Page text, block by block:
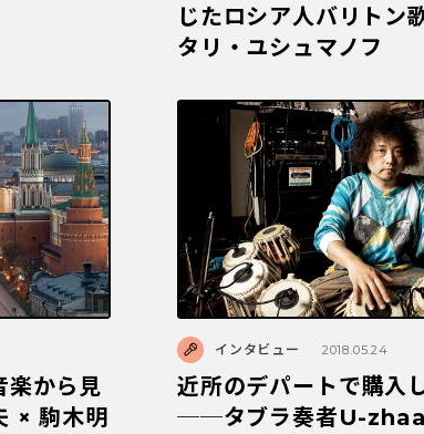
じたロシア人バリトン
タリ・ユシュマノフ
楽から見
× 駒木明
インタビュー 2018.05.24
近所のデパートで購入
──タブラ奏者U-